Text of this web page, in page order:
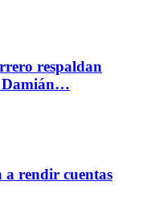
respaldan
Damián…
rendir cuentas